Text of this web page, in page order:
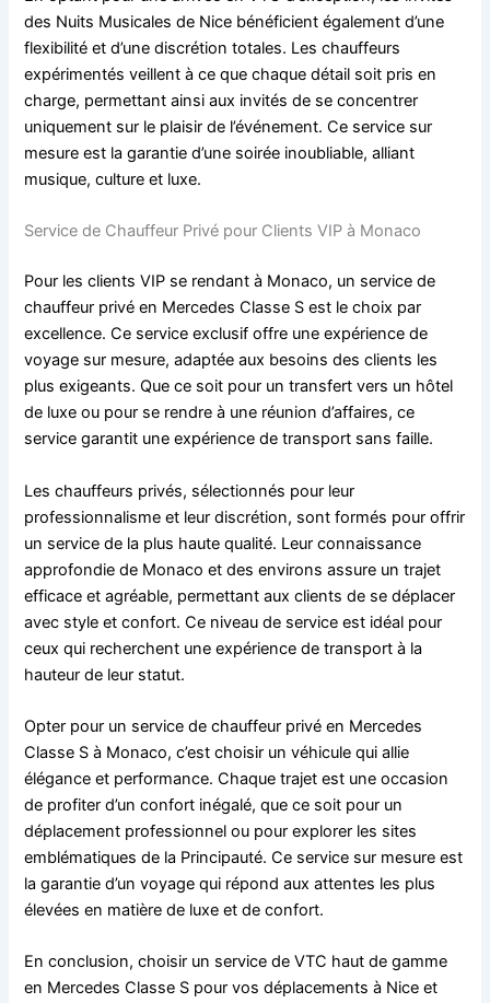
des Nuits Musicales de Nice bénéficient également d’une
flexibilité et d’une discrétion totales. Les chauffeurs
expérimentés veillent à ce que chaque détail soit pris en
charge, permettant ainsi aux invités de se concentrer
uniquement sur le plaisir de l’événement. Ce service sur
mesure est la garantie d’une soirée inoubliable, alliant
musique, culture et luxe.
Service de Chauffeur Privé pour Clients VIP à Monaco
Pour les clients VIP se rendant à Monaco, un service de
chauffeur privé en Mercedes Classe S est le choix par
excellence. Ce service exclusif offre une expérience de
voyage sur mesure, adaptée aux besoins des clients les
plus exigeants. Que ce soit pour un transfert vers un hôtel
de luxe ou pour se rendre à une réunion d’affaires, ce
service garantit une expérience de transport sans faille.
Les chauffeurs privés, sélectionnés pour leur
professionnalisme et leur discrétion, sont formés pour offrir
un service de la plus haute qualité. Leur connaissance
approfondie de Monaco et des environs assure un trajet
efficace et agréable, permettant aux clients de se déplacer
avec style et confort. Ce niveau de service est idéal pour
ceux qui recherchent une expérience de transport à la
hauteur de leur statut.
Opter pour un service de chauffeur privé en Mercedes
Classe S à Monaco, c’est choisir un véhicule qui allie
élégance et performance. Chaque trajet est une occasion
de profiter d’un confort inégalé, que ce soit pour un
déplacement professionnel ou pour explorer les sites
emblématiques de la Principauté. Ce service sur mesure est
la garantie d’un voyage qui répond aux attentes les plus
élevées en matière de luxe et de confort.
En conclusion, choisir un service de VTC haut de gamme
en Mercedes Classe S pour vos déplacements à Nice et